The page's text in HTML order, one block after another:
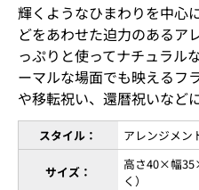
輝くようなひまわりを中心
どをあわせた迫力のあるア
っぷりと使ってナチュラル
ーマルな場面でも映えるフ
や移転祝い、還暦祝いなど
スタイル： アレンジメン
サイズ：
高さ40×幅
く）